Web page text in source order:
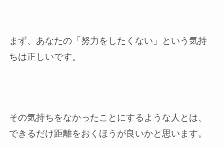
まず、あなたの「努力をしたくない」という気持
ちは正しいです。
その気持ちをなかったことにするような人とは、
できるだけ距離をおくほうが良いかと思います。